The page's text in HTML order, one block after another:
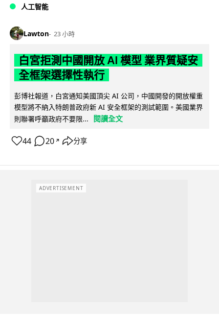
人工智能
Lawton 23 小時
白宮拒測中國開放 AI 模型 業界質疑安
全框架選擇性執行
彭博社報道，白宮通知美國頂尖 AI 公司，中國開發的開放權重
模型將不納入特朗普政府新 AI 安全框架的測試範圍。美國業界
則聯署呼籲政府不要限...
閱讀全文
44 20 ↗ 分享
ADVERTISEMENT